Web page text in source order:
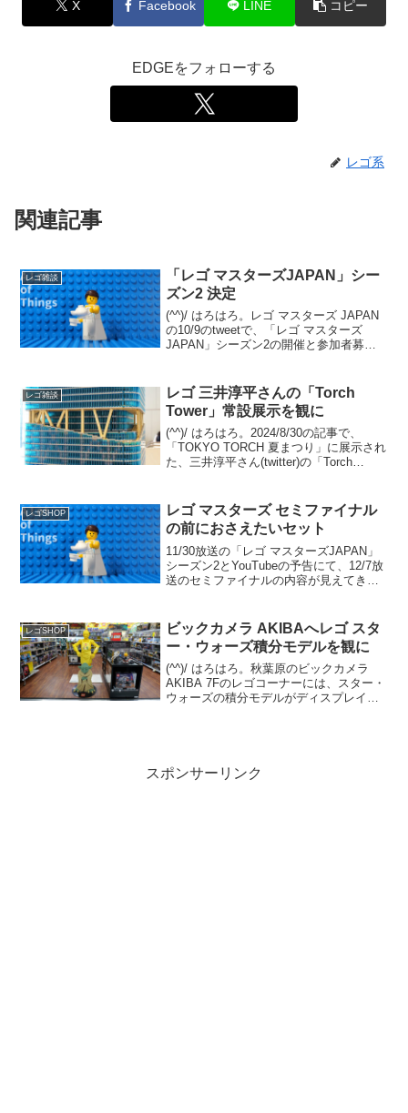
X Facebook LINE コピー
EDGEをフォローする
レゴ系
関連記事
レゴ雑談
「レゴ マスターズJAPAN」シー
ズン2 決定
(^^)/ はろはろ。レゴ マスターズ JAPAN
の10/9のtweetで、「レゴ マスターズ
JAPAN」シーズン2の開催と参加者募集
が、チャレンジされる方はゼヒ。番組...
レゴ雑談
レゴ 三井淳平さんの「Torch
Tower」常設展示を観に
(^^)/ はろはろ。2024/8/30の記事で、
「TOKYO TORCH 夏まつり」に展示され
た、三井淳平さん(twitter)の「Torch
返りですが、「T...
レゴSHOP
レゴ マスターズ セミファイナル
の前におさえたいセット
11/30放送の「レゴ マスターズJAPAN」
シーズン2とYouTubeの予告にて、12/7放
送のセミファイナルの内容が見えてきま
ンハーフ」に近く、乗り物の既存...
レゴSHOP
ビックカメラ AKIBAへレゴ スタ
ー・ウォーズ積分モデルを観に
(^^)/ はろはろ。秋葉原のビックカメラ
AKIBA 7Fのレゴコーナーには、スター・
ウォーズの積分モデルがディスプレイさ
スポンサーリンク